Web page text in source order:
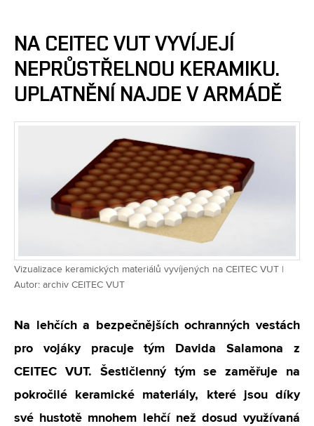
NA CEITEC VUT VYVÍJEJÍ
NEPRŮSTŘELNOU KERAMIKU.
UPLATNĚNÍ NAJDE V ARMÁDĚ
Vizualizace keramických materiálů vyvíjených na CEITEC VUT |
Autor: archiv CEITEC VUT
Na lehčích a bezpečnějších ochranných vestách
pro vojáky pracuje tým Davida Salamona z
CEITEC VUT. Šestičlenný tým se zaměřuje na
pokročilé keramické materiály, které jsou díky
své hustotě mnohem lehčí než dosud využívaná